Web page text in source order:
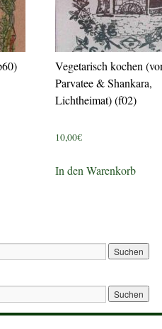
Vegetarisch kochen
Parvatee & Shankara,
Lichtheimat) (f02)
10,00€
In den Warenkorb